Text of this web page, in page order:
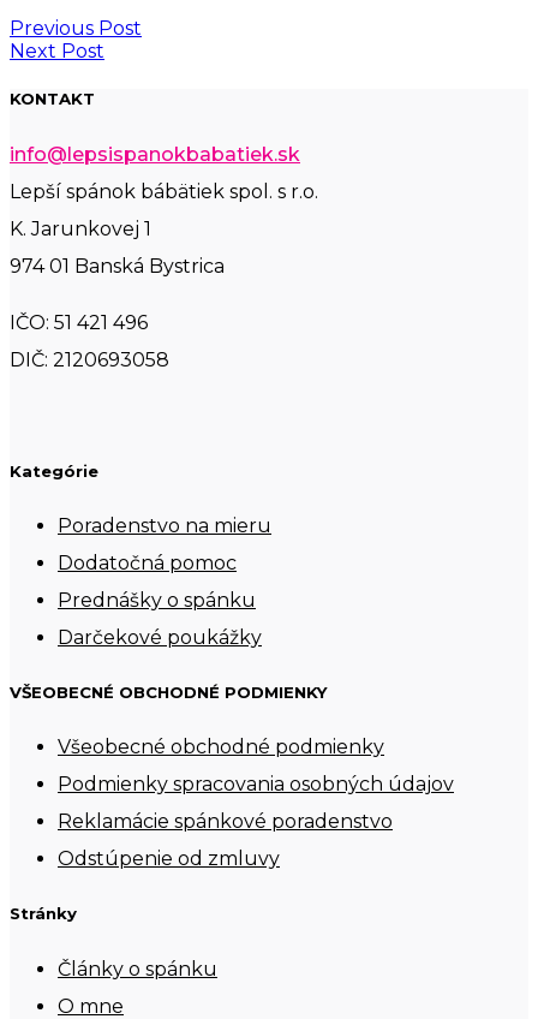
Previous Post
Next Post
KONTAKT
info@lepsispanokbabatiek.sk
Lepší spánok bábätiek spol. s r.o.
K. Jarunkovej 1
974 01 Banská Bystrica
IČO: 51 421 496
DIČ: 2120693058
Kategórie
Poradenstvo na mieru
Dodatočná pomoc
Prednášky o spánku
Darčekové poukážky
VŠEOBECNÉ OBCHODNÉ PODMIENKY
Všeobecné obchodné podmienky
Podmienky spracovania osobných údajov
Reklamácie spánkové poradenstvo
Odstúpenie od zmluvy
Stránky
Články o spánku
O mne